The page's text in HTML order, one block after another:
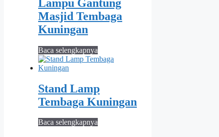
Lampu Gantung
Masjid Tembaga
Kuningan
Baca selengkapnya
Stand Lamp
Tembaga Kuningan
Baca selengkapnya